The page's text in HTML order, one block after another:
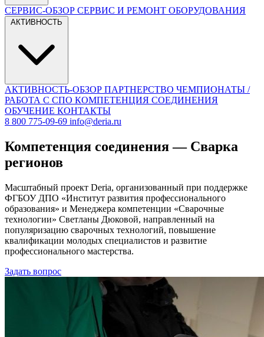
СЕРВИС-ОБЗОР СЕРВИС И РЕМОНТ ОБОРУДОВАНИЯ
АКТИВНОСТЬ
АКТИВНОСТЬ-ОБЗОР ПАРТНЕРСТВО ЧЕМПИОНАТЫ /
РАБОТА С СПО КОМПЕТЕНЦИЯ СОЕДИНЕНИЯ
ОБУЧЕНИЕ КОНТАКТЫ
8 800 775-09-69 info@deria.ru
Компетенция соединения — Сварка
регионов
Масштабный проект Deria, организованный при поддержке
ФГБОУ ДПО «Институт развития профессионального
образования» и Менеджера компетенции «Сварочные
технологии» Светланы Дюковой, направленный на
популяризацию сварочных технологий, повышение
квалификации молодых специалистов и развитие
профессионального мастерства.
Задать вопрос